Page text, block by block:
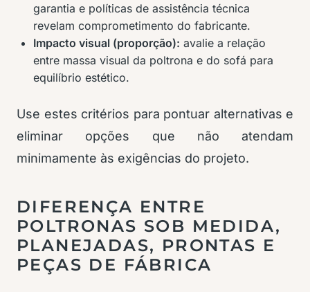
garantia e políticas de assistência técnica
revelam comprometimento do fabricante.
Impacto visual (proporção): avalie a relação
entre massa visual da poltrona e do sofá para
equilíbrio estético.
Use estes critérios para pontuar alternativas e
eliminar opções que não atendam
minimamente às exigências do projeto.
DIFERENÇA ENTRE
POLTRONAS SOB MEDIDA,
PLANEJADAS, PRONTAS E
PEÇAS DE FÁBRICA